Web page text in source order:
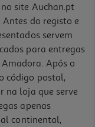
site Auchan.pt
do registo e
servem
para entregas
Após o
código postal,
na loja que serve
apenas
continental,